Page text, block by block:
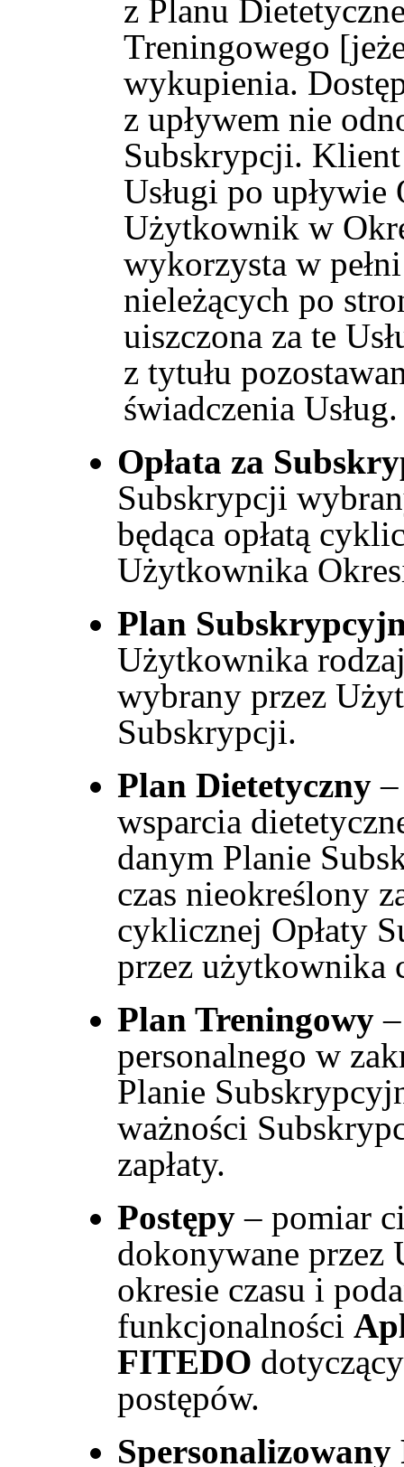
z Planu
Treningowego
wykupienia.
z upływem nie
Subskrypcji.
Usługi po
Użytkownik w
wykorzysta w
nieleżących po
uiszczona za te
z tytułu
świadczenia Usług.
Opłata za
Subskrypcji
będąca opłatą
Użytkownika
Plan
Użytkownika
wybrany przez
Subskrypcji.
Plan Dietetyczny
wsparcia
danym Planie
czas nieokreślony
cyklicznej Opłaty
przez użytkownika
Plan Treningowy
personalnego w
Planie
ważności
zapłaty.
Postępy– pomiar
dokonywane
okresie czasu i
funkcjonalności
FITEDO
postępów.